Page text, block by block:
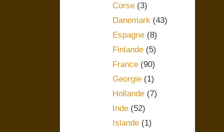
Corse(3)
Danemark (43)
Espagne(8)
Finlande(5)
France(90)
Georgie(1)
Hollande(7)
Inde(52)
Islande(1)